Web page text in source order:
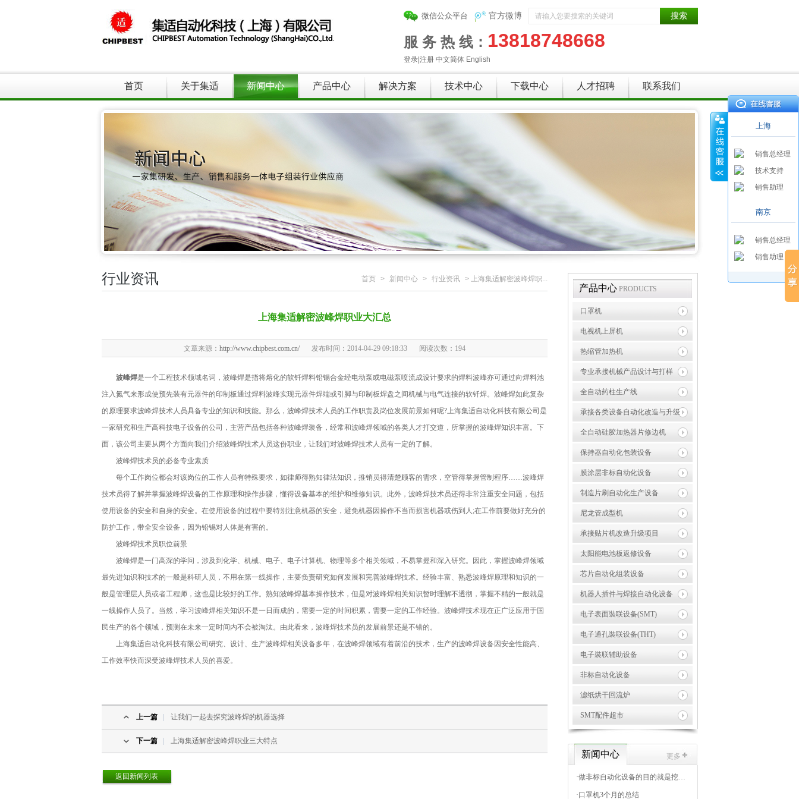
官方微博
微信公众平台
服 务 热 线： 13818748668
登录| 注册 中文简体 English
首页 关于集适 新闻中心 产品中心 解决方案 技术中心 下载中心 人才招聘 联系我们
行业资讯 首页 > 新闻中心 > 行业资讯 > 上海集适解密波峰焊职...
上海集适解密波峰焊职业大汇总
文章来源： http://www.chipbest.com.cn/ 发布时间：2014-04-29 09:18:33 阅读次数： 194
波峰焊是一个工程技术领域名词，波峰焊是指将熔化的软钎焊料铅锡合金经电动泵或电磁泵喷流成设计要求的焊料波峰亦可通过向焊料池
注入氮气来形成使预先装有元器件的印制板通过焊料波峰实现元器件焊端或引脚与印制板焊盘之间机械与电气连接的软钎焊。波峰焊如此复杂
的原理要求波峰焊技术人员具备专业的知识和技能。那么，波峰焊技术人员的工作职责及岗位发展前景如何呢?上海集适自动化科技有限公司是
一家研究和生产高科技电子设备的公司，主营产品包括各种波峰焊装备，经常和波峰焊领域的各类人才打交道，所掌握的波峰焊知识丰富。下
面，该公司主要从两个方面向我们介绍波峰焊技术人员这份职业，让我们对波峰焊技术人员有一定的了解。
波峰焊技术员的必备专业素质
每个工作岗位都会对该岗位的工作人员有特殊要求，如律师得熟知律法知识，推销员得清楚顾客的需求，空管得掌握管制程序……波峰焊
技术员得了解并掌握波峰焊设备的工作原理和操作步骤，懂得设备基本的维护和维修知识。此外，波峰焊技术员还得非常注重安全问题，包括
使用设备的安全和自身的安全。在使用设备的过程中要特别注意机器的安全，避免机器因操作不当而损害机器或伤到人;在工作前要做好充分的
防护工作，带全安全设备，因为铅锡对人体是有害的。
波峰焊技术员职位前景
波峰焊是一门高深的学问，涉及到化学、机械、电子、电子计算机、物理等多个相关领域，不易掌握和深入研究。因此，掌握波峰焊领域
最先进知识和技术的一般是科研人员，不用在第一线操作，主要负责研究如何发展和完善波峰焊技术。经验丰富、熟悉波峰焊原理和知识的一
般是管理层人员或者工程师，这也是比较好的工作。熟知波峰焊基本操作技术，但是对波峰焊相关知识暂时理解不透彻，掌握不精的一般就是
一线操作人员了。当然，学习波峰焊相关知识不是一日而成的，需要一定的时间积累，需要一定的工作经验。波峰焊技术现在正广泛应用于国
民生产的各个领域，预测在未来一定时间内不会被淘汰。由此看来，波峰焊技术员的发展前景还是不错的。
上海集适自动化科技有限公司研究、设计、生产波峰焊相关设备多年，在波峰焊领域有着前沿的技术，生产的波峰焊设备因安全性能高、
工作效率快而深受波峰焊技术人员的喜爱。
上一篇 让我们一起去探究波峰焊的机器选择
下一篇 上海集适解密波峰焊职业三大特点
返回新闻列表
产品中心PRODUCTS
口罩机
电视机上屏机
热缩管加热机
专业承接机械产品设计与打样
全自动药柱生产线
承接各类设备自动化改造与升级
全自动硅胶加热器片修边机
保持器自动化包装设备
膜涂层非标自动化设备
制造片刷自动化生产设备
尼龙管成型机
承接贴片机改造升级项目
太阳能电池板返修设备
芯片自动化组装设备
机器人插件与焊接自动化设备
电子表面裝联设备(SMT)
电子通孔裝联设备(THT)
电子裝联辅助设备
非标自动化设备
滤纸烘干回流炉
SMT配件超市
更多
新闻中心
·做非标自动化设备的目的就是挖掘出标准自动化设备市场
·口罩机3个月的总结
上海
销售总经理
技术支持
销售助理
南京
销售总经理
销售助理